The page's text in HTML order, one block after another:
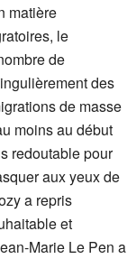
matière
le
de
des
de masse
moins au début
redoutable pour
aux yeux de
a repris
et
Marie Le Pen a